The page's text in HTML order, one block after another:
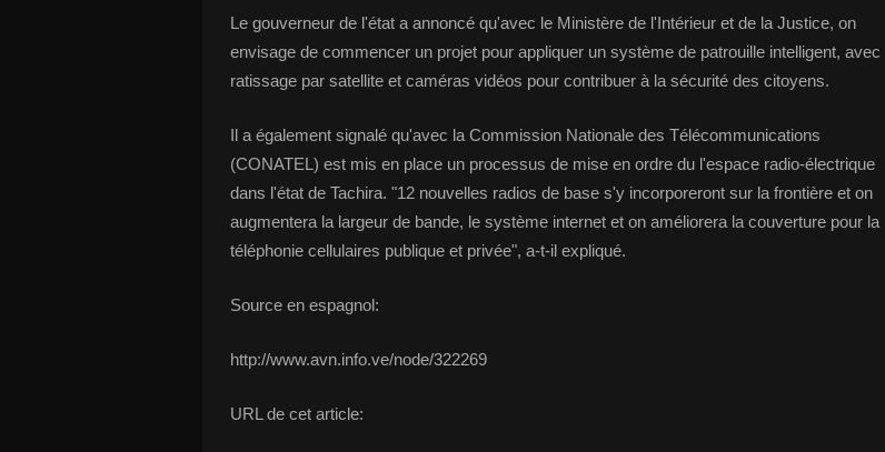
Le gouverneur de l'état a annoncé qu'avec le Ministère de l'Intérieur et de la Justice, on
envisage de commencer un projet pour appliquer un système de patrouille intelligent, avec
ratissage par satellite et caméras vidéos pour contribuer à la sécurité des citoyens.
Il a également signalé qu'avec la Commission Nationale des Télécommunications
(CONATEL) est mis en place un processus de mise en ordre du l'espace radio-électrique
dans l'état de Tachira. "12 nouvelles radios de base s'y incorporeront sur la frontière et on
augmentera la largeur de bande, le système internet et on améliorera la couverture pour la
téléphonie cellulaires publique et privée", a-t-il expliqué.
Source en espagnol:
http://www.avn.info.ve/node/322269
URL de cet article: